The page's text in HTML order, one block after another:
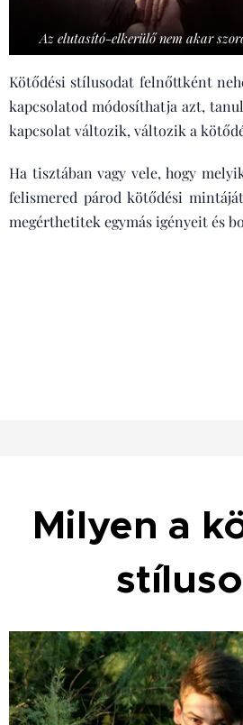
Az elutasító-elkerülő nem akar
Kötődési stílusodat felnőttként
kapcsolatod módosíthatja azt,
kapcsolat változik, változik a
Ha tisztában vagy vele, hogy
felismered párod kötődési
megérthetitek egymás igényeit és
Milyen a